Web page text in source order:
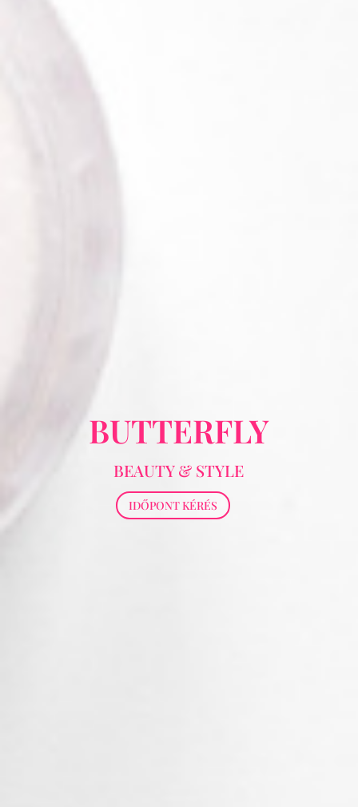
BUTTERFLY
BEAUTY & STYLE
IDŐPONT KÉRÉS